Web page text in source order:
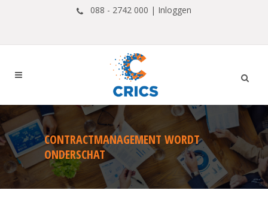
088 - 2742 000 | Inloggen
CONTRACTMANAGEMENT WORDT
ONDERSCHAT